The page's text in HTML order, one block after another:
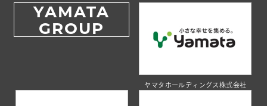
YAMATA
GROUP
ヤマタホールディングス株式会社